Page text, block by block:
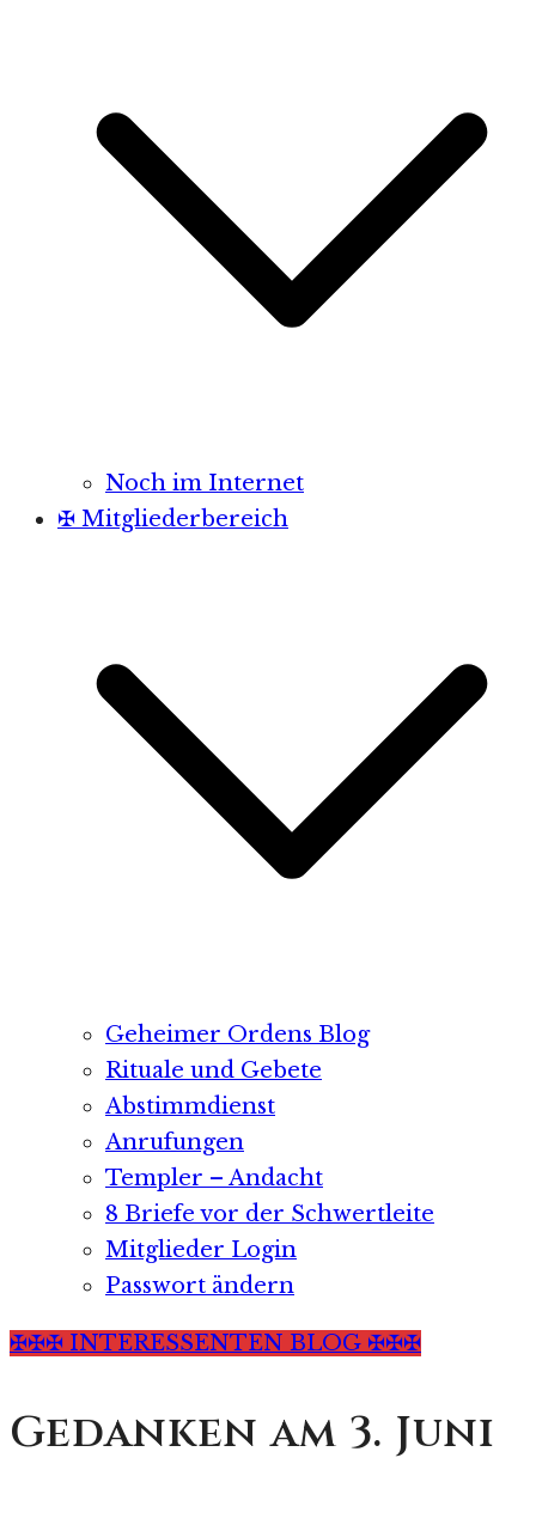
Noch im Internet
✠ Mitgliederbereich
Geheimer Ordens Blog
Rituale und Gebete
Abstimmdienst
Anrufungen
Templer – Andacht
8 Briefe vor der Schwertleite
Mitglieder Login
Passwort ändern
✠✠✠ INTERESSENTEN BLOG ✠✠✠
Gedanken am 3. Juni